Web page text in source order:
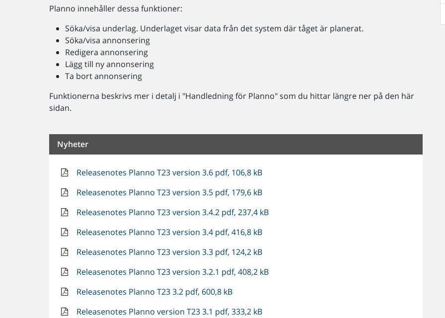
Planno innehåller dessa funktioner:
Söka/visa underlag. Underlaget visar data från det system där tåget är planerat.
Söka/visa annonsering
Redigera annonsering
Lägg till ny annonsering
Ta bort annonsering
Funktionerna beskrivs mer i detalj i "Handledning för Planno" som du hittar längre ner på den här
sidan.
Nyheter
Releasenotes Planno T23 version 3.6 pdf, 106,8 kB
Releasenotes Planno T23 version 3.5 pdf, 179,6 kB
Releasenotes Planno T23 version 3.4.2 pdf, 237,4 kB
Releasenotes Planno T23 version 3.4 pdf, 416,8 kB
Releasenotes Planno T23 version 3.3 pdf, 124,2 kB
Releasenotes Planno T23 version 3.2.1 pdf, 408,2 kB
Releasenotes Planno T23 3.2 pdf, 600,8 kB
Releasenotes Planno version T23 3.1 pdf, 333,2 kB